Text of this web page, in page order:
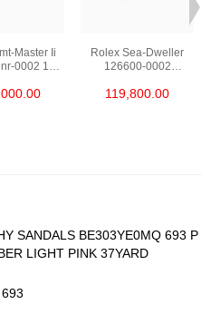
Master Ii
0002 18kt
Rolex Sea-Dweller
126600-0002
119,800.00
SANDALS BE303YE0MQ 693 P
LIGHT PINK 37YARD